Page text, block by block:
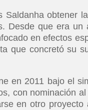
Saldanha obtener
Desde que era
en efectos
que concretó su
en 2011 bajo el
con nominación
en otro